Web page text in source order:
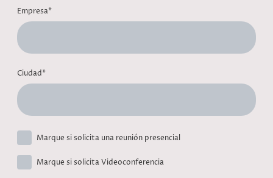
Empresa*
Ciudad*
Marque si solicita una reunión presencial
Marque si solicita Videoconferencia